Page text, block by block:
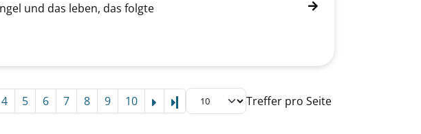
und das leben, das folgte
4 5 6 7 8 9 10 Letzte Seite Treffer pro Seite